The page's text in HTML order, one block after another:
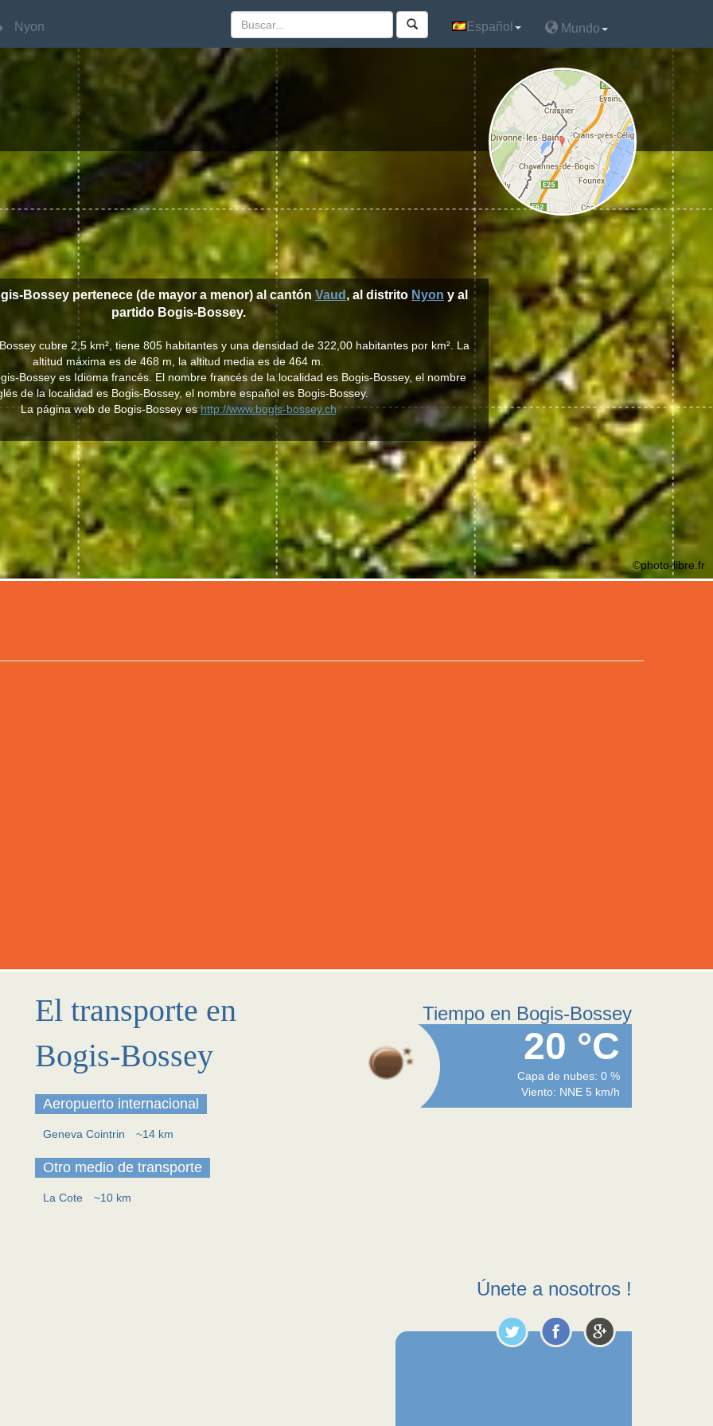
Nyon Español Mundo
Bossey pertenece (de mayor a menor) al cantón Vaud , al distrito Nyon y al
partido Bogis-Bossey.
cubre 2,5 km², tiene 805 habitantes y una densidad de 322,00 habitantes por km². La
altitud máxima es de 468 m, la altitud media es de 464 m.
Bossey es Idioma francés. El nombre francés de la localidad es Bogis-Bossey, el nombre
de la localidad es Bogis-Bossey, el nombre español es Bogis-Bossey.
La página web de Bogis-Bossey eshttp://www.bogis-bossey.ch
©photo-libre.fr
El transporte en
Bogis-Bossey
Aeropuerto internacional
Geneva Cointrin ~14 km
Otro medio de transporte
La Cote ~10 km
Tiempo en Bogis-Bossey
20 °C
Capa de nubes: 0 %
Viento: NNE 5 km/h
Únete a nosotros !
Nyon Español Mundo